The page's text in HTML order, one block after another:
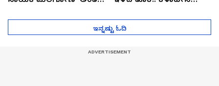
ಇನ್ನಷ್ಟು ಓದಿ